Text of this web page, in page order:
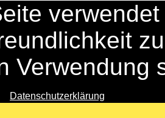
Verwendung
Datenschutzerklärung